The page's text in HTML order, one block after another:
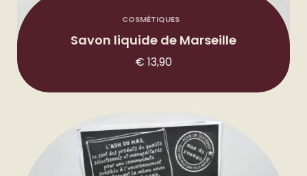
COSMÉTIQUES
Savon liquide de Marseille
€ 13,90